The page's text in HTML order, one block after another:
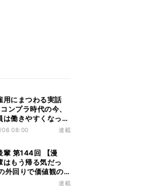
用にまつわる実話
ンプラ時代の今、
は働きやすくなっ
08:00 連載
輩 第144回 【漫
はもう帰る気だっ
外回りで価値観の
連載